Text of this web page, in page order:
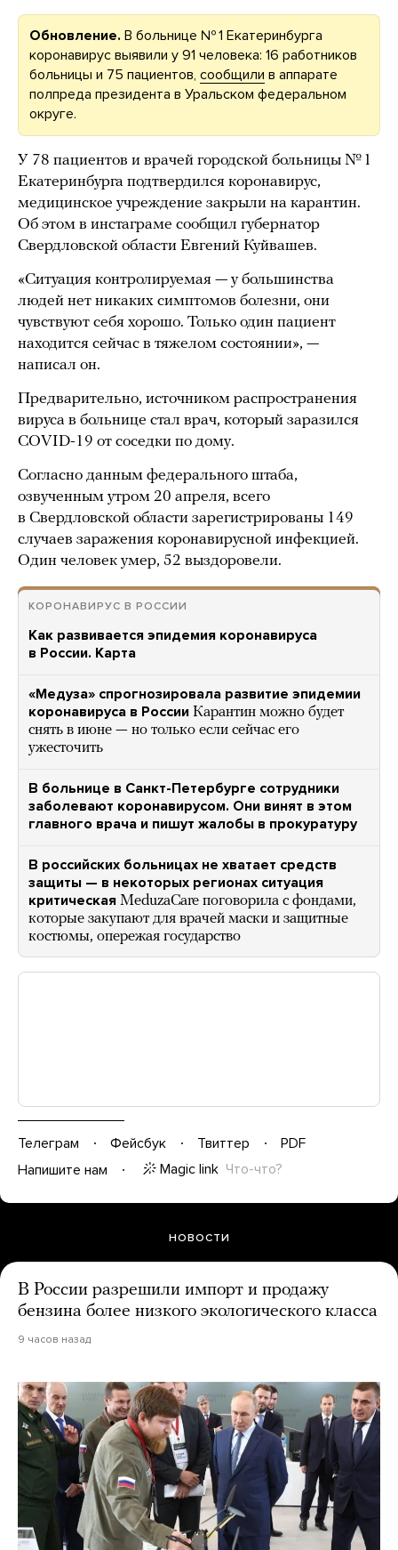
Обновление. В больнице № 1 Екатеринбурга
коронавирус выявили у 91 человека: 16 работников
больницы и 75 пациентов, сообщили в аппарате
полпреда президента в Уральском федеральном
округе.
У 78 пациентов и врачей городской больницы № 1
Екатеринбурга подтвердился коронавирус,
медицинское учреждение закрыли на карантин.
Об этом в инстаграме сообщил губернатор
Свердловской области Евгений Куйвашев.
«Ситуация контролируемая — у большинства
людей нет никаких симптомов болезни, они
чувствуют себя хорошо. Только один пациент
находится сейчас в тяжелом состоянии», —
написал он.
Предварительно, источником распространения
вируса в больнице стал врач, который заразился
COVID-19 от соседки по дому.
Согласно данным федерального штаба,
озвученным утром 20 апреля, всего
в Свердловской области зарегистрированы 149
случаев заражения коронавирусной инфекцией.
Один человек умер, 52 выздоровели.
КОРОНАВИРУС В РОССИИ
Как развивается эпидемия коронавируса
в России. Карта
«Медуза» спрогнозировала развитие эпидемии
коронавируса в России Карантин можно будет
снять в июне — но только если сейчас его
ужесточить
В больнице в Санкт-Петербурге сотрудники
заболевают коронавирусом. Они винят в этом
главного врача и пишут жалобы в прокуратуру
В российских больницах не хватает средств
защиты — в некоторых регионах ситуация
критическая MeduzaCare поговорила с фондами,
которые закупают для врачей маски и защитные
костюмы, опережая государство
Телеграм Фейсбук Твиттер
PDF
Напишите нам
Magic link Что-что?
НОВОСТИ
В России разрешили импорт и продажу
бензина более низкого экологического класса
9 часов назад